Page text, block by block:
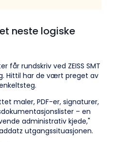
neste logiske
får rundskriv ved ZEISS SMT
Hittil har de vært preget av
maler, PDF-er, signaturer,
– en
administrativ kjede,"
utgangssituasjonen.